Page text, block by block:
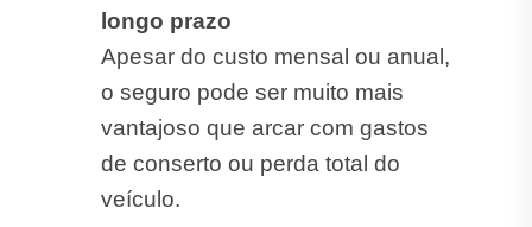
longo prazo
Apesar do custo mensal ou anual,
o seguro pode ser muito mais
vantajoso que arcar com gastos
de conserto ou perda total do
veículo.